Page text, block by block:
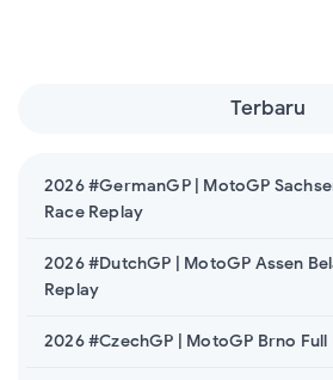
Terbaru
2026 #GermanGP | MotoGP
Race Replay
2026 #DutchGP | MotoGP Assen
Replay
2026 #CzechGP | MotoGP Brno